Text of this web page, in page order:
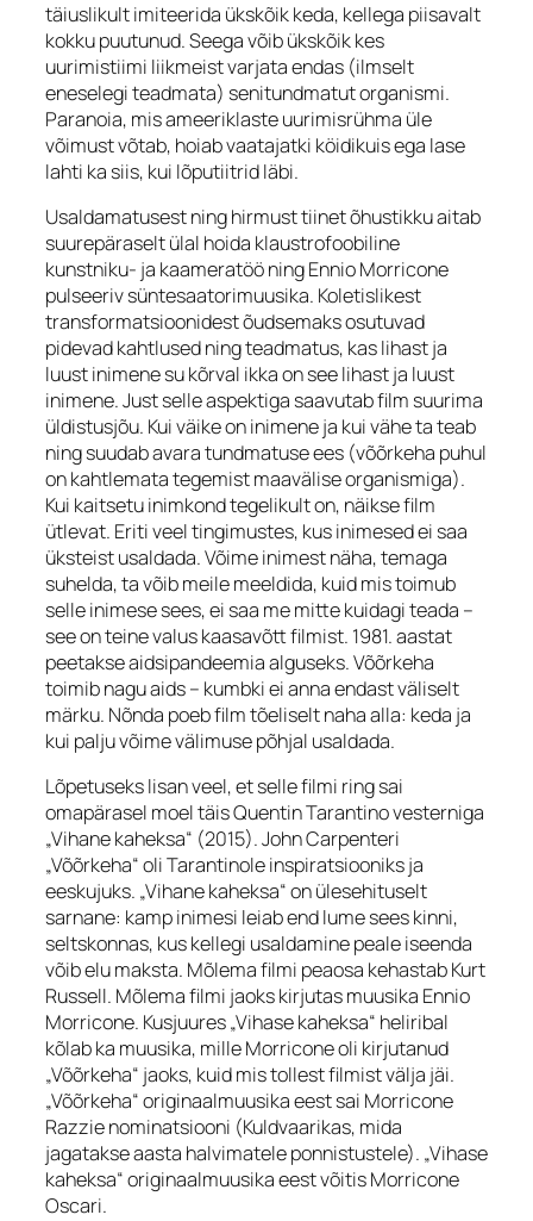
täiuslikult imiteerida ükskõik keda, kellega piisavalt
kokku puutunud. Seega võib ükskõik kes
uurimistiimi liikmeist varjata endas (ilmselt
eneselegi teadmata) senitundmatut organismi.
Paranoia, mis ameeriklaste uurimisrühma üle
võimust võtab, hoiab vaatajatki köidikuis ega lase
lahti ka siis, kui lõputiitrid läbi.
Usaldamatusest ning hirmust tiinet õhustikku aitab
suurepäraselt ülal hoida klaustrofoobiline
kunstniku- ja kaameratöö ning Ennio Morricone
pulseeriv süntesaatorimuusika. Koletislikest
transformatsioonidest õudsemaks osutuvad
pidevad kahtlused ning teadmatus, kas lihast ja
luust inimene su kõrval ikka on see lihast ja luust
inimene. Just selle aspektiga saavutab film suurima
üldistusjõu. Kui väike on inimene ja kui vähe ta teab
ning suudab avara tundmatuse ees (võõrkeha puhul
on kahtlemata tegemist maavälise organismiga).
Kui kaitsetu inimkond tegelikult on, näikse film
ütlevat. Eriti veel tingimustes, kus inimesed ei saa
üksteist usaldada. Võime inimest näha, temaga
suhelda, ta võib meile meeldida, kuid mis toimub
selle inimese sees, ei saa me mitte kuidagi teada –
see on teine valus kaasavõtt filmist. 1981. aastat
peetakse aidsipandeemia alguseks. Võõrkeha
toimib nagu aids – kumbki ei anna endast väliselt
märku. Nõnda poeb film tõeliselt naha alla: keda ja
kui palju võime välimuse põhjal usaldada.
Lõpetuseks lisan veel, et selle filmi ring sai
omapärasel moel täis Quentin Tarantino vesterniga
„Vihane kaheksa“ (2015). John Carpenteri
„Võõrkeha“ oli Tarantinole inspiratsiooniks ja
eeskujuks. „Vihane kaheksa“ on ülesehituselt
sarnane: kamp inimesi leiab end lume sees kinni,
seltskonnas, kus kellegi usaldamine peale iseenda
võib elu maksta. Mõlema filmi peaosa kehastab Kurt
Russell. Mõlema filmi jaoks kirjutas muusika Ennio
Morricone. Kusjuures „Vihase kaheksa“ heliribal
kõlab ka muusika, mille Morricone oli kirjutanud
„Võõrkeha“ jaoks, kuid mis tollest filmist välja jäi.
„Võõrkeha“ originaalmuusika eest sai Morricone
Razzie nominatsiooni (Kuldvaarikas, mida
jagatakse aasta halvimatele ponnistustele). „Vihase
kaheksa“ originaalmuusika eest võitis Morricone
Oscari.